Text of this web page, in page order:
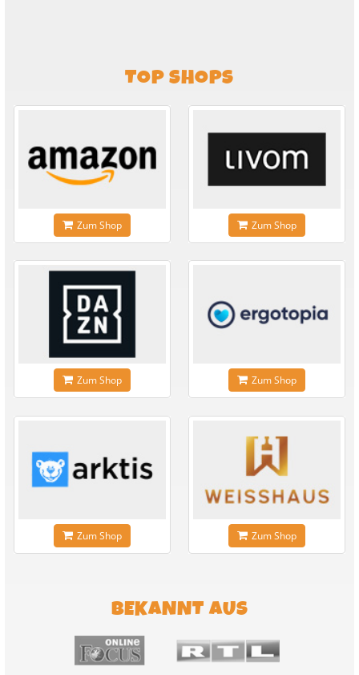
TOP SHOPS
Zum Shop Zum Shop
Zum Shop Zum Shop
Zum Shop Zum Shop
BEKANNT AUS